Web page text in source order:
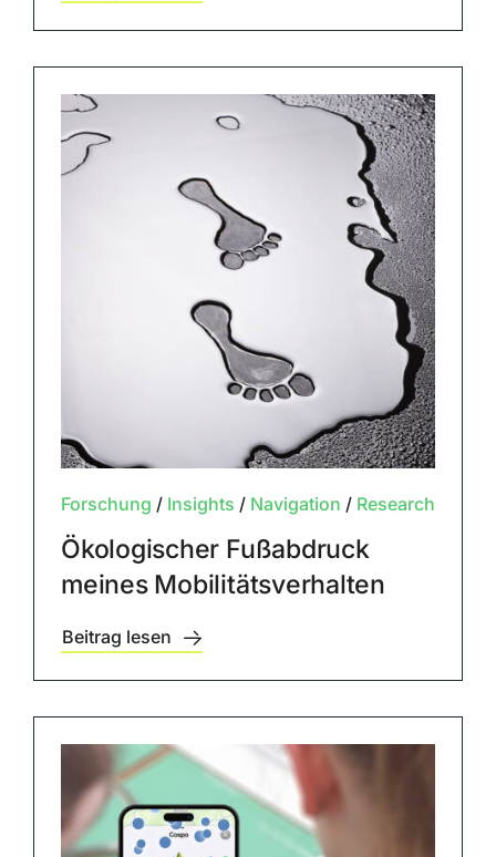
Forschung / Insights / Navigation / Research
Ökologischer Fußabdruck
meines Mobilitätsverhalten
Beitrag lesen